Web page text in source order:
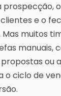
prospecção, o
e o
muitos
manuais,
propostas ou
o ciclo de